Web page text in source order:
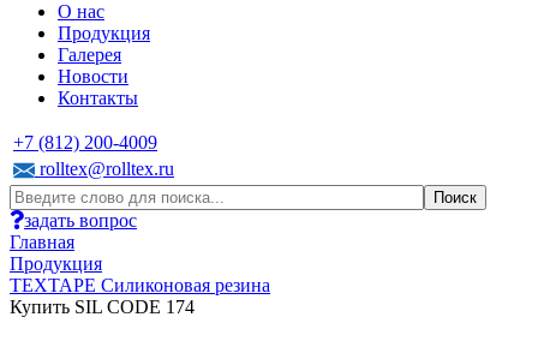
О нас
Продукция
Галерея
Новости
Контакты
+7 (812) 200-4009
rolltex@rolltex.ru
задать вопрос
Главная
Продукция
TEXTAPE Силиконовая резина
Купить SIL CODE 174